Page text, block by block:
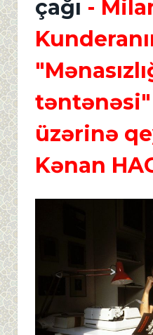
çağı -
təntənəsi"
üzərinə
Kənan